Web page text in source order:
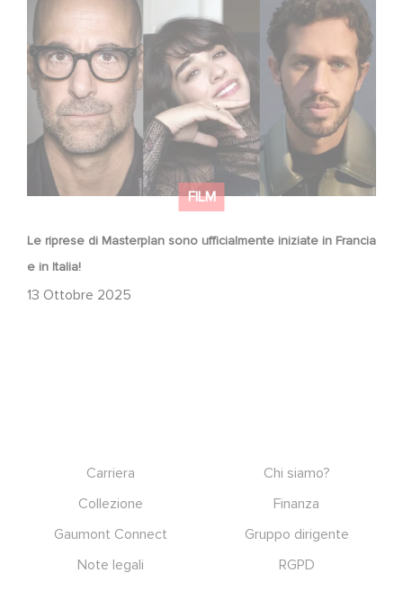
FILM
Le riprese di Masterplan sono ufficialmente iniziate in Francia
e in Italia!
13 Ottobre 2025
Le riprese di Masterplan sono ufficialmente iniziate in
Carriera
Chi siamo?
Collezione
Finanza
Gaumont Connect
Gruppo dirigente
Note legali
RGPD